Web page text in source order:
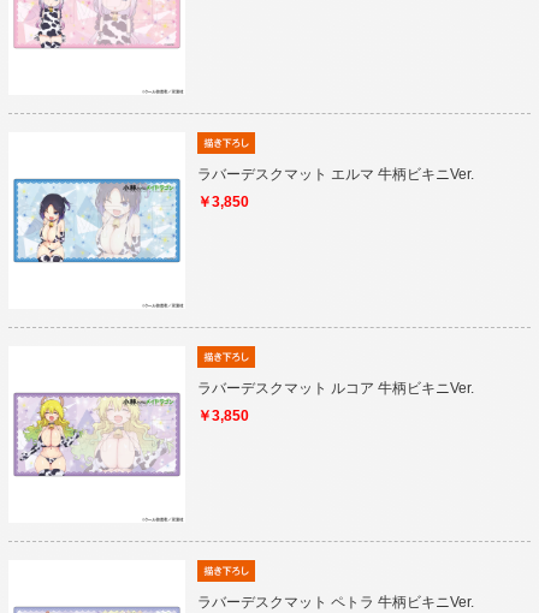
ラバーデスクマット エルマ 牛柄ビキニVer.
￥3,850
ラバーデスクマット ルコア 牛柄ビキニVer.
￥3,850
ラバーデスクマット ペトラ 牛柄ビキニVer.